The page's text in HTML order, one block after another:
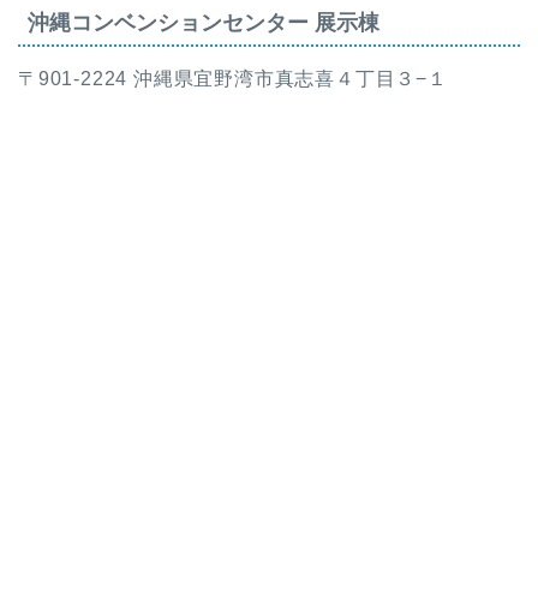
沖縄コンベンションセンター 展示棟
〒901-2224 沖縄県宜野湾市真志喜４丁目３−１